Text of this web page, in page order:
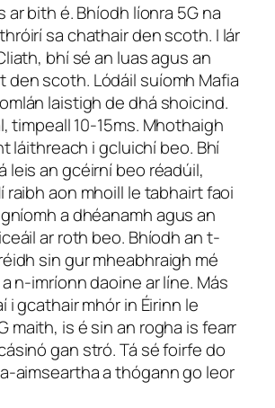
ar bith é. Bhíodh líonra 5G na
sa chathair den scoth. I lár
bhí sé an luas agus an
den scoth. Lódáil suíomh Mafia
laistigh de dhá shoicind.
timpeall 10-15ms. Mhothaigh
láithreach i gcluichí beo. Bhí
leis an gcéirní beo réadúil,
raibh aon mhoill le tabhairt faoi
a dhéanamh agus an
ar roth beo. Bhíodh an t-
sin gur mheabhraigh mé
n-imríonn daoine ar líne. Más
i gcathair mhór in Éirinn le
maith, is é sin an rogha is fearr
gan stró. Tá sé foirfe do
aimseartha a thógann go leor